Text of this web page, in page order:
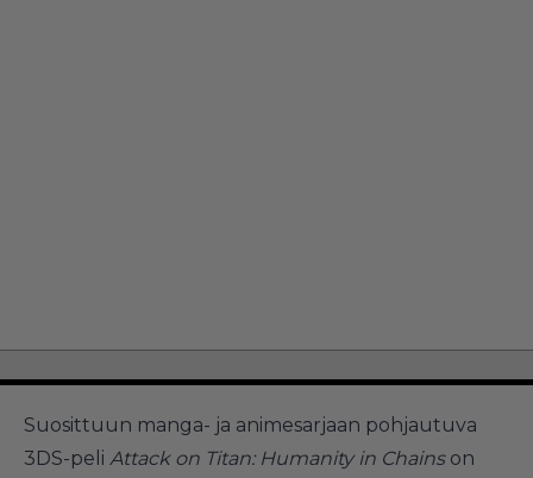
Suosittuun manga- ja animesarjaan pohjautuva
3DS-peli Attack on Titan: Humanity in Chainson